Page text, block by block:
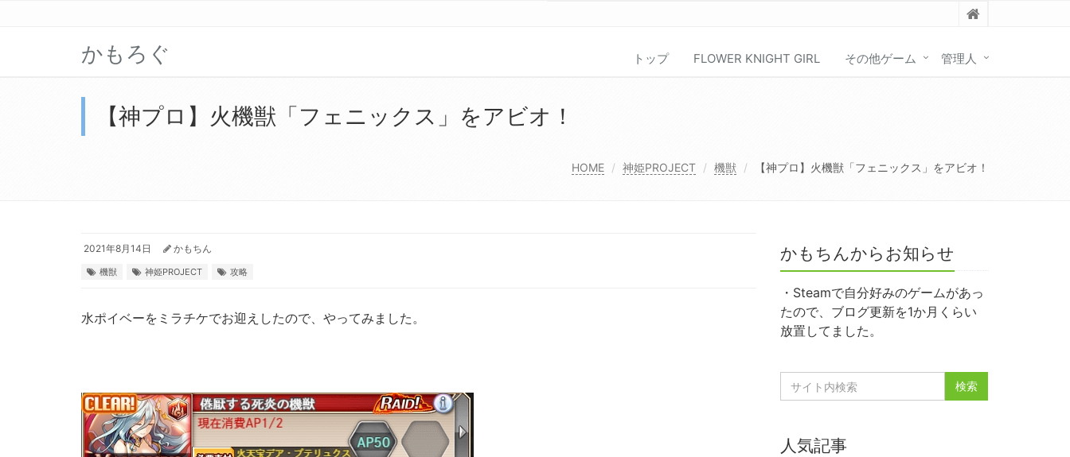
かもろぐ トップ FLOWER KNIGHT GIRL その他ゲーム 管理人
【神プロ】火機獣「フェニックス」をアビオ！
HOME 神姫PROJECT 機獣 【神プロ】火機獣「フェニックス」をアビオ！
2021年8月14日 かもちん
機獣 神姫PROJECT 攻略
水ポイベーをミラチケでお迎えしたので、やってみました。
かもちんからお知らせ
・Steamで自分好みのゲームがあっ
たので、ブログ更新を1か月くらい
放置してました。
人気記事